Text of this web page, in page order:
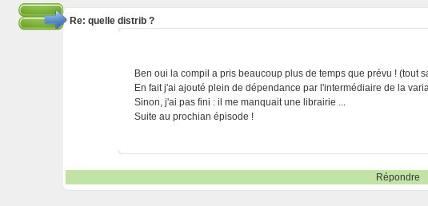
Re: quelle distrib ?
Ben oui la compil a pris beaucoup plus de temps que prévu ! (tout
En fait j'ai ajouté plein de dépendance par l'intermédiaire de la
Sinon, j'ai pas fini : il me manquait une librairie ...
Suite au prochian épisode !
Répondre